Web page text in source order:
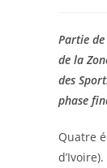
Partie de
de la
des
phase
Quatre